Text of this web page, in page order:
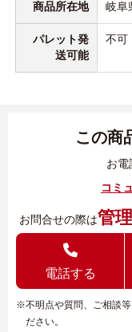
商品所在地 岐阜
パレット発
送可能
不可
この商
お電
コミ
お問合せの際は管
電話する
※不明点や質問、ご相談
ださい。